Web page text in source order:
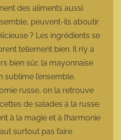
des aliments aussi
peuvent-ils aboutir
? Les ingrédients se
tellement bien. Il n’y a
bien sûr, la mayonnaise
sublime l’ensemble.
russe, on la retrouve
de salades à la russe.
à la magie et à l’harmonie
surtout pas faire